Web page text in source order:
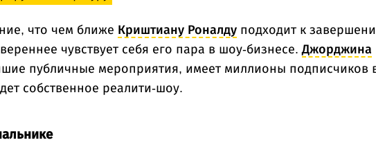
что чем ближе Криштиану Роналду подходит к
чувствует себя его пара в шоу-бизнесе.Джорджина
публичные мероприятия, имеет миллионы подписчиков
собственное реалити-шоу.